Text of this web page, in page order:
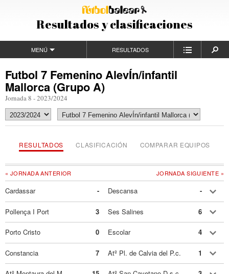
Resultados y clasificaciones
MENÚ RESULTADOS
Futbol 7 Femenino AlevÍn/infantil
Mallorca (Grupo A)
Jornada 8 - 2023/2024
RESULTADOS CLASIFICACIÓN COMPARAR EQUIPOS
JORNADA SIGUIENTE »
« JORNADA ANTERIOR
Cardassar - Descansa -
Pollença I Port 3 Ses Salines 6
Porto Cristo 0 Escolar 4
Constancia 7 Atº Pl. de Calvia del P.c. 1